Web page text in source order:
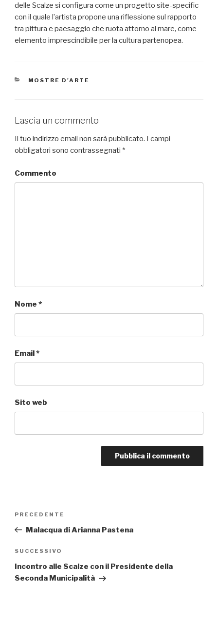
delle Scalze si configura come un progetto site-specific
con il quale l’artista propone una riflessione sul rapporto
tra pittura e paesaggio che ruota attorno al mare, come
elemento imprescindibile per la cultura partenopea.
CATEGORIE
MOSTRE D'ARTE
Lascia un commento
Il tuo indirizzo email non sarà pubblicato. I campi
obbligatori sono contrassegnati *
Commento
Nome *
Email*
Sito web
Navigazione
Articolo
precedente:
PRECEDENTE
Malacqua di Arianna Pastena
Articolo
successivo
SUCCESSIVO
Incontro alle Scalze con il Presidente della
Seconda Municipalità